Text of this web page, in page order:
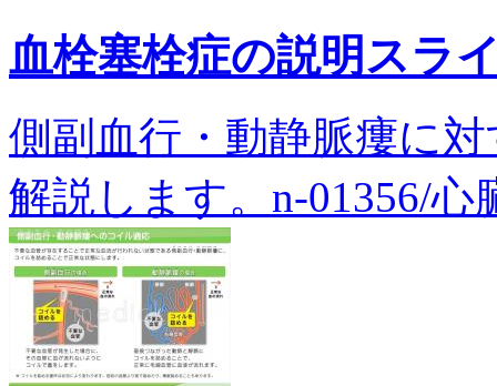
血栓塞栓症の説明スラ
側副血行・動静脈瘻に
解説します。n-01356/心